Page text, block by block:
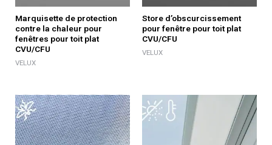
Marquisette de protection
contre la chaleur pour
fenêtres pour toit plat
CVU/CFU
VELUX
Store d’obscurcissement
pour fenêtre pour toit plat
CVU/CFU
VELUX